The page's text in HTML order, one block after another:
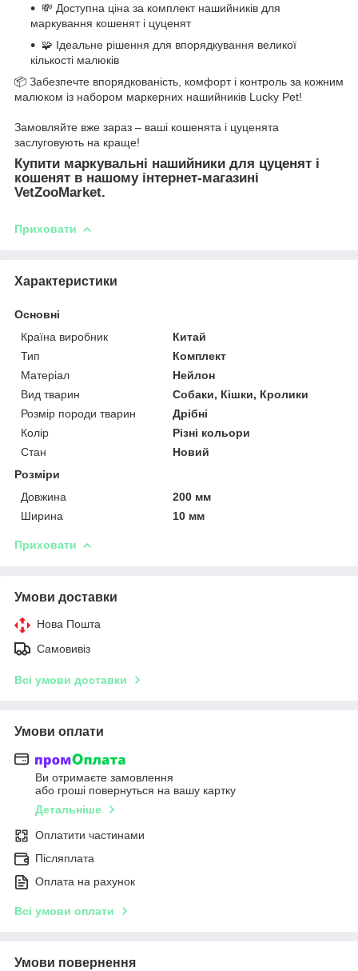
💸 Доступна ціна за комплект нашийників для
маркування кошенят і цуценят
🧩 Ідеальне рішення для впорядкування великої
кількості малюків
📦 Забезпечте впорядкованість, комфорт і контроль за кожним
малюком із набором маркерних нашийників Lucky Pet!
Замовляйте вже зараз – ваші кошенята і цуценята
заслуговують на краще!
Купити маркувальні нашийники для цуценят і
кошенят в нашому інтернет-магазині
VetZooMarket.
Приховати
Характеристики
Основні
Країна виробник
Китай
Тип
Комплект
Матеріал
Нейлон
Вид тварин
Собаки, Кішки, Кролики
Розмір породи тварин
Дрібні
Колір
Різні кольори
Стан
Новий
Розміри
Довжина
200 мм
Ширина
10 мм
Приховати
Умови доставки
Нова Пошта
Самовивіз
Всі умови доставки
Умови оплати
Ви отримаєте замовлення
або гроші повернуться на вашу картку
Детальніше
Оплатити частинами
Післяплата
Оплата на рахунок
Всі умови оплати
Умови повернення